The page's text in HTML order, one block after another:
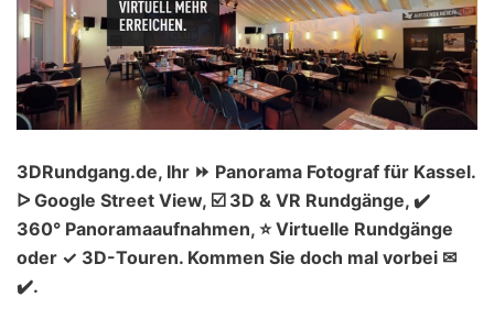
3DRundgang.de, Ihr ⏩ Panorama Fotograf für Kassel.
ᐅ Google Street View, ☑️ 3D & VR Rundgänge, ✔️
360° Panoramaaufnahmen, ⭐ Virtuelle Rundgänge
oder ✓ 3D-Touren. Kommen Sie doch mal vorbei ✉
✔️.